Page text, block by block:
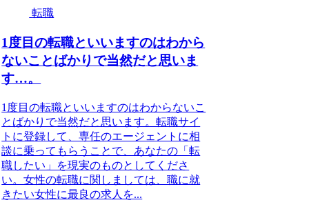
転職
1度目の転職といいますのはわから
ないことばかりで当然だと思いま
す…。
1度目の転職といいますのはわからないこ
とばかりで当然だと思います。転職サイ
トに登録して、専任のエージェントに相
談に乗ってもらうことで、あなたの「転
職したい」を現実のものとしてくださ
い。女性の転職に関しましては、職に就
きたい女性に最良の求人を...